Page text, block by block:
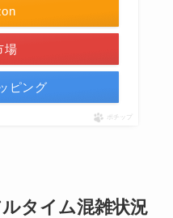
場
ピング
ポチップ
タイム混雑状況